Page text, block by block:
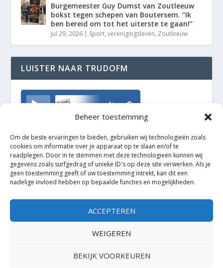
Beheer toestemming
Om de beste ervaringen te bieden, gebruiken wij technologieën zoals
cookies om informatie over je apparaat op te slaan en/of te
raadplegen. Door in te stemmen met deze technologieën kunnen wij
gegevens zoals surfgedrag of unieke ID's op deze site verwerken. Als je
geen toestemming geeft of uw toestemming intrekt, kan dit een
nadelige invloed hebben op bepaalde functies en mogelijkheden.
ACCEPTEREN
WEIGEREN
BEKIJK VOORKEUREN
Burgemeester Guy Dumst van Zoutleeuw
bokst tegen schepen van Boutersem. “Ik
ben bereid om tot het uiterste te gaan!”
jul 29, 2026 | Sport,verenigingsleven, Zoutleeuw
LUISTER NAAR TRUDOFM
TrudoFM
Elegant Themes| Mogelijk gemaakt door